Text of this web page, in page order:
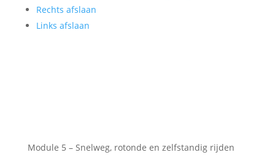
Rechts afslaan
Links afslaan
Module 5 – Snelweg, rotonde en zelfstandig rijden